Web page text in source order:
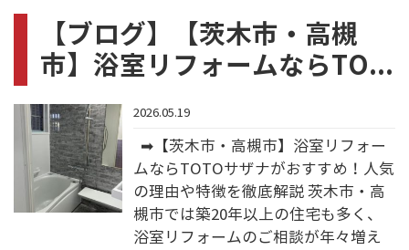
【ブログ】【茨木市・高槻
市】浴室リフォームならTO...
2026.05.19
➡【茨木市・高槻市】浴室リフォー
ムならTOTOサザナがおすすめ！人気
の理由や特徴を徹底解説 茨木市・高
槻市では築20年以上の住宅も多く、
浴室リフォームのご相談が年々増え